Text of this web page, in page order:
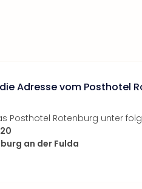
Adresse vom Posthotel
Posthotel Rotenburg unter
an der Fulda